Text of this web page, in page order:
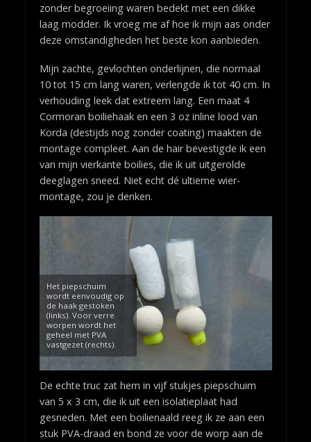
zonder begroeiing waren bedekt met een dikke
laag modder. Ik vroeg me af hoe ik mijn aas onder
deze omstandigheden het beste kon aanbieden.
Mijn zachte, gevlochten onderlijnen, die normaal
10 tot 15 cm lang waren, verlengde ik tot 40 cm. In
verhouding leek dat extreem lang. Een maat 4
Cormoran boiliehaak en een 3 oz inline lood van
Korda (destijds nog zonder coating) maakten de
montage compleet. Aan de hair bevestigde ik een
van mijn vierkante boilies, die ik uit uitgerolde
deeglagen sneed. Niet echt dé ultieme wier-
montage, zou je denken.
Het piepschuim
wordt eenvoudig op
de haak gestoken
(links). Voor verre
worpen wordt het
geheel met PVA
vastgezet (rechts).
De echte truc zat hem in vijf stukjes piepschuim
van 5 x 3 cm, die ik uit een isolatieplaat had
gesneden. Met een boilienaald reeg ik ze aan een
stuk PVA-draad en bond ze voor de worp aan de